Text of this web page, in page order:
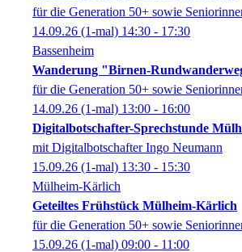
für die Generation 50+ sowie
14.09.26 (1-mal) 14:30 - 17:30
Bassenheim
Wanderung "Birnen-
für die Generation 50+ sowie
14.09.26 (1-mal) 13:00 - 16:00
Digitalbotschafter-Sprechstunde
mit Digitalbotschafter Ingo Neumann
15.09.26 (1-mal) 13:30 - 15:30
Mülheim-Kärlich
Geteiltes Frühstück Mülheim-Kärlich
für die Generation 50+ sowie
15.09.26 (1-mal) 09:00 - 11:00